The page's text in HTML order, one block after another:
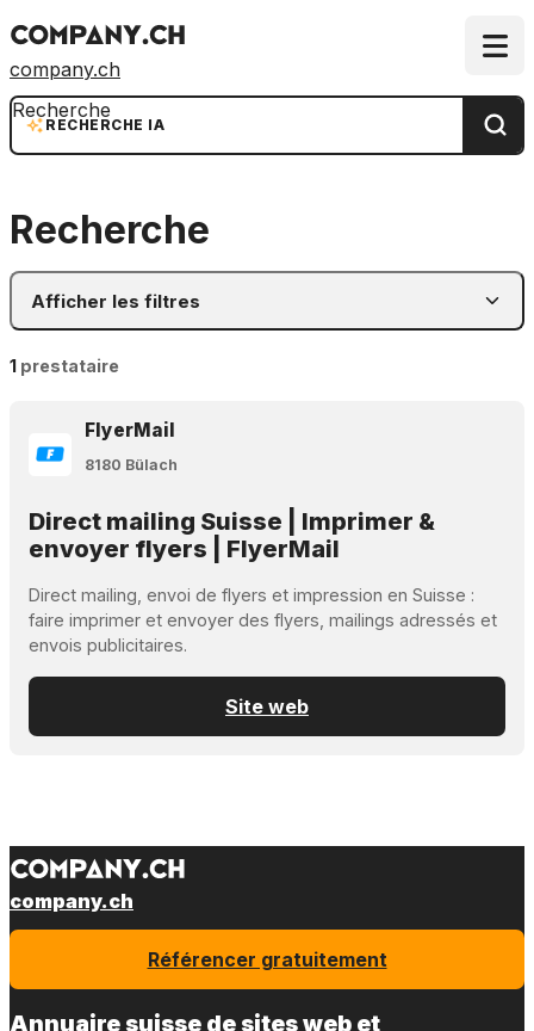
company.ch
RECHERCHE IA
Recherche
Recherche
Afficher les filtres
1 prestataire
FlyerMail
8180 Bülach
Direct mailing Suisse | Imprimer &
envoyer flyers | FlyerMail
Direct mailing, envoi de flyers et impression en Suisse :
faire imprimer et envoyer des flyers, mailings adressés et
envois publicitaires.
Site web
company.ch
Référencer gratuitement
Annuaire suisse de sites web et